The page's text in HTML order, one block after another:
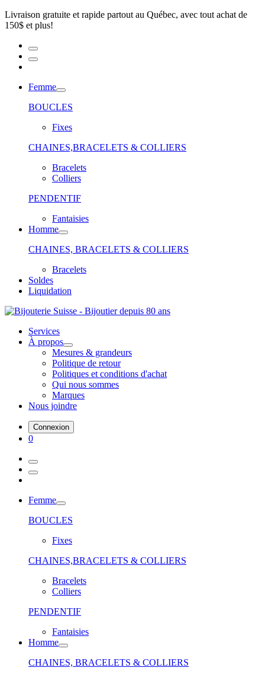
Livraison gratuite et rapide partout au Québec, avec tout achat de
150$ et plus!
Femme
BOUCLES
Fixes
CHAINES,BRACELETS & COLLIERS
Bracelets
Colliers
PENDENTIF
Fantaisies
Homme
CHAINES, BRACELETS & COLLIERS
Bracelets
Soldes
Liquidation
Services
À propos
Mesures & grandeurs
Politique de retour
Politiques et conditions d'achat
Qui nous sommes
Marques
Nous joindre
Connexion
0
Femme
BOUCLES
Fixes
CHAINES,BRACELETS & COLLIERS
Bracelets
Colliers
PENDENTIF
Fantaisies
Homme
CHAINES, BRACELETS & COLLIERS